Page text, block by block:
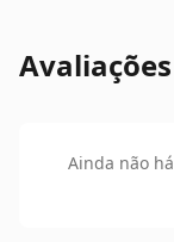
Avaliações
Ainda não